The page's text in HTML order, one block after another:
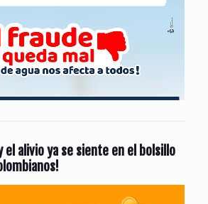
el alivio ya se siente en el bolsillo